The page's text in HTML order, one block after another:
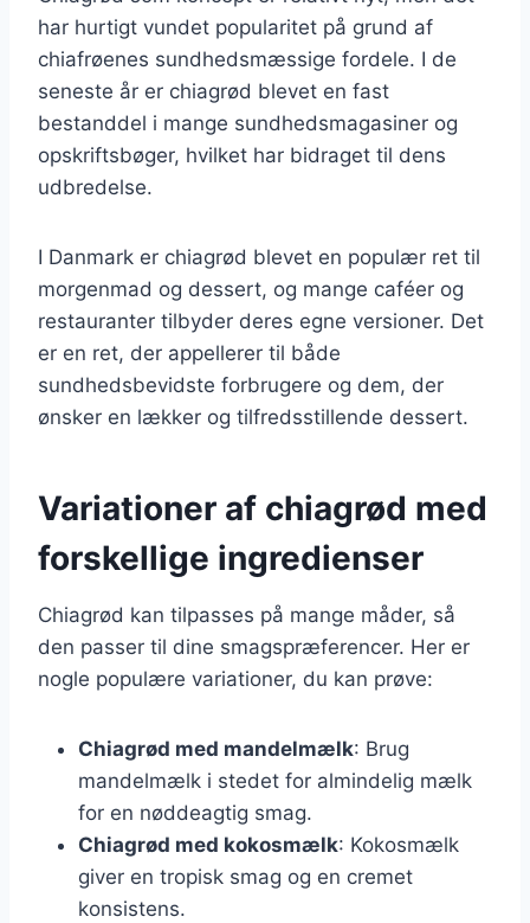
har hurtigt vundet popularitet på grund af
chiafrøenes sundhedsmæssige fordele. I de
seneste år er chiagrød blevet en fast
bestanddel i mange sundhedsmagasiner og
opskriftsbøger, hvilket har bidraget til dens
udbredelse.
I Danmark er chiagrød blevet en populær ret til
morgenmad og dessert, og mange caféer og
restauranter tilbyder deres egne versioner. Det
er en ret, der appellerer til både
sundhedsbevidste forbrugere og dem, der
ønsker en lækker og tilfredsstillende dessert.
Variationer af chiagrød med
forskellige ingredienser
Chiagrød kan tilpasses på mange måder, så
den passer til dine smagspræferencer. Her er
nogle populære variationer, du kan prøve:
Chiagrød med mandelmælk: Brug
mandelmælk i stedet for almindelig mælk
for en nøddeagtig smag.
Chiagrød med kokosmælk: Kokosmælk
giver en tropisk smag og en cremet
konsistens.